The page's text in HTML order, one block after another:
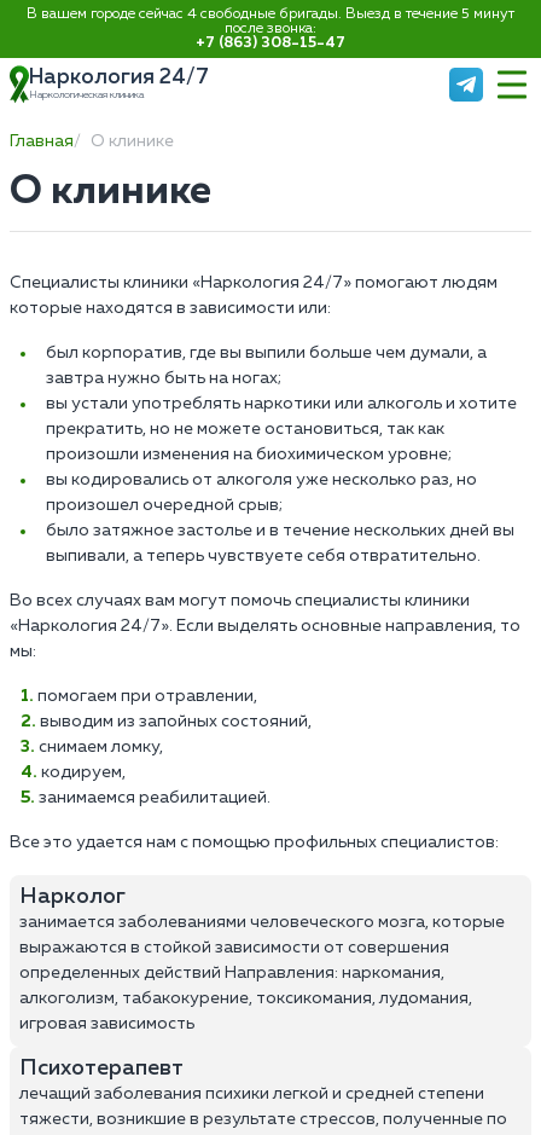
В вашем городе сейчас 4 свободные бригады. Выезд в течение 5 минут
после звонка:
+7 (863) 308-15-47
Наркология 24/7
Наркологическая клиника
Главная О клинике
О клинике
Специалисты клиники «Наркология 24/7» помогают людям
которые находятся в зависимости или:
был корпоратив, где вы выпили больше чем думали, а
завтра нужно быть на ногах;
вы устали употреблять наркотики или алкоголь и хотите
прекратить, но не можете остановиться, так как
произошли изменения на биохимическом уровне;
вы кодировались от алкоголя уже несколько раз, но
произошел очередной срыв;
было затяжное застолье и в течение нескольких дней вы
выпивали, а теперь чувствуете себя отвратительно.
Во всех случаях вам могут помочь специалисты клиники
«Наркология 24/7». Если выделять основные направления, то
мы:
помогаем при отравлении,
выводим из запойных состояний,
снимаем ломку,
кодируем,
занимаемся реабилитацией.
Все это удается нам с помощью профильных специалистов:
Нарколог
занимается заболеваниями человеческого мозга, которые
выражаются в стойкой зависимости от совершения
определенных действий Направления: наркомания,
алкоголизм, табакокурение, токсикомания, лудомания,
игровая зависимость
Психотерапевт
лечащий заболевания психики легкой и средней степени
тяжести, возникшие в результате стрессов, полученные по